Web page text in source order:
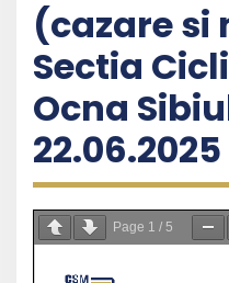
(cazare si
Sectia
Ocna
22.06.2025
Page 1 / 5